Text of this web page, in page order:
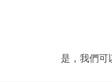
是，我們可